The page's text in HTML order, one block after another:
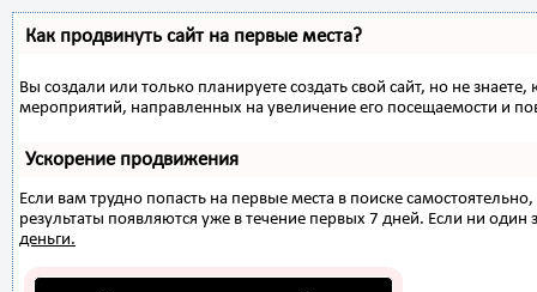
Как продвинуть сайт на первые места?
Вы создали или только планируете создать свой сайт, но не
мероприятий, направленных на увеличение его посещаемости и
Ускорение продвижения
Если вам трудно попасть на первые места в поиске
результаты появляются уже в течение первых 7 дней. Если ни один
деньги.